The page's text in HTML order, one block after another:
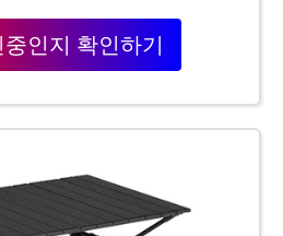
인지 확인하기